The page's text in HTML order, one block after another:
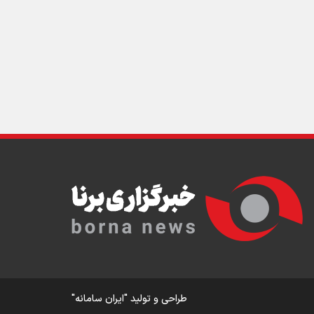
طراحی و تولید"ایران سامانه"